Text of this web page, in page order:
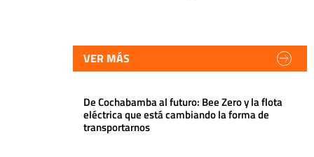
VER MÁS
De Cochabamba al futuro: Bee Zero y la flota
eléctrica que está cambiando la forma de
transportarnos